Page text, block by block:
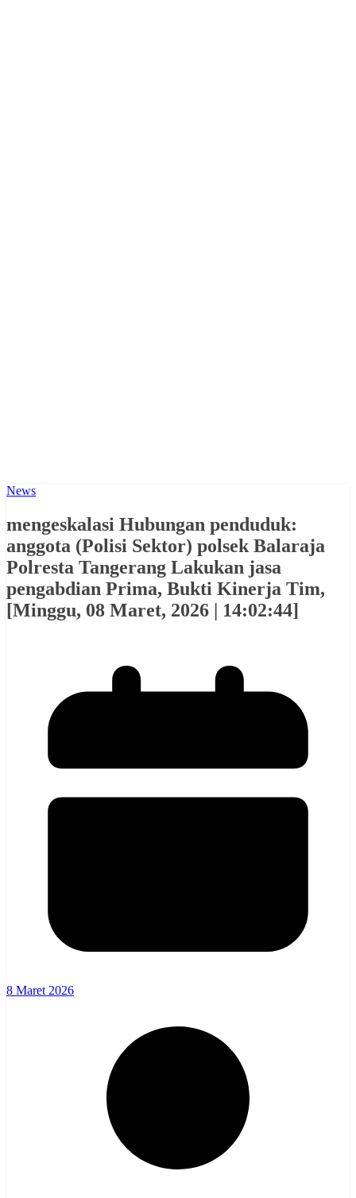
News
mengeskalasi Hubungan penduduk:
anggota (Polisi Sektor) polsek Balaraja
Polresta Tangerang Lakukan jasa
pengabdian Prima, Bukti Kinerja Tim,
[Minggu, 08 Maret, 2026 | 14:02:44]
8 Maret 2026